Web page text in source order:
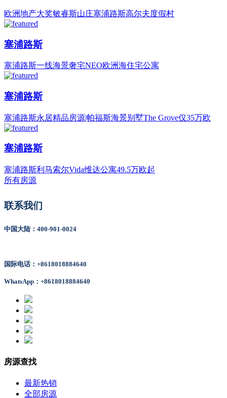
欧洲地产大奖敏睿斯山庄塞浦路斯高尔夫度假村
塞浦路斯
塞浦路斯一线海景奢宅NEO欧洲海住宅公寓
塞浦路斯
塞浦路斯永居精品房源|帕福斯海景别墅The Grove仅35万欧
塞浦路斯
塞浦路斯利马索尔Vida维达公寓49.5万欧起
所有房源
联系我们
中国大陆：400-901-0024
国际电话：+8618018884640
WhatsApp：+8618018884640
房源查找
最新热销
全部房源